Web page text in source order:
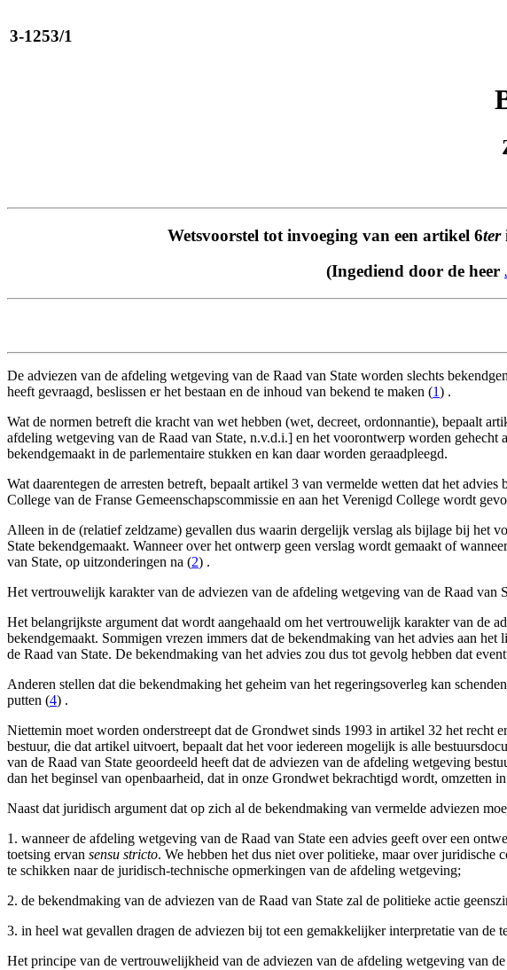
3-1253/1
Wetsvoorstel tot invoeging van een artikel 6ter
(Ingediend door de heer
De adviezen van de afdeling wetgeving van de Raad van State worden slechts
heeft gevraagd, beslissen er het bestaan en de inhoud van bekend te maken (1) .
Wat de normen betreft die kracht van wet hebben (wet, decreet, ordonnantie), bepaalt
afdeling wetgeving van de Raad van State, n.v.d.i.] en het voorontwerp worden
bekendgemaakt in de parlementaire stukken en kan daar worden geraadpleegd.
Wat daarentegen de arresten betreft, bepaalt artikel 3 van vermelde wetten dat het
College van de Franse Gemeenschapscommissie en aan het Verenigd College wordt
Alleen in de (relatief zeldzame) gevallen dus waarin dergelijk verslag als bijlage bij het
State bekendgemaakt. Wanneer over het ontwerp geen verslag wordt gemaakt of
van State, op uitzonderingen na (2) .
Het vertrouwelijk karakter van de adviezen van de afdeling wetgeving van de Raad van
Het belangrijkste argument dat wordt aangehaald om het vertrouwelijk karakter van de
bekendgemaakt. Sommigen vrezen immers dat de bekendmaking van het advies aan
de Raad van State. De bekendmaking van het advies zou dus tot gevolg hebben dat
Anderen stellen dat die bekendmaking het geheim van het regeringsoverleg kan
putten (4) .
Niettemin moet worden onderstreept dat de Grondwet sinds 1993 in artikel 32 het recht
bestuur, die dat artikel uitvoert, bepaalt dat het voor iedereen mogelijk is alle
van de Raad van State geoordeeld heeft dat de adviezen van de afdeling wetgeving
dan het beginsel van openbaarheid, dat in onze Grondwet bekrachtigd wordt, omzetten
Naast dat juridisch argument dat op zich al de bekendmaking van vermelde adviezen
1. wanneer de afdeling wetgeving van de Raad van State een advies geeft over een
toetsing ervan sensu stricto. We hebben het dus niet over politieke, maar over juridische
te schikken naar de juridisch-technische opmerkingen van de afdeling wetgeving;
2. de bekendmaking van de adviezen van de Raad van State zal de politieke actie
3. in heel wat gevallen dragen de adviezen bij tot een gemakkelijker interpretatie van
Het principe van de vertrouwelijkheid van de adviezen van de afdeling wetgeving van